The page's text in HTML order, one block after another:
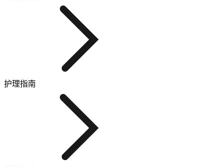
护理指南